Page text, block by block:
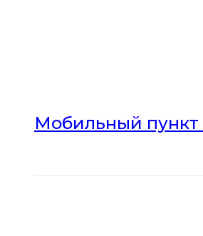
Мобильный пункт